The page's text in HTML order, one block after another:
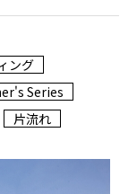
ング
Series
片流れ